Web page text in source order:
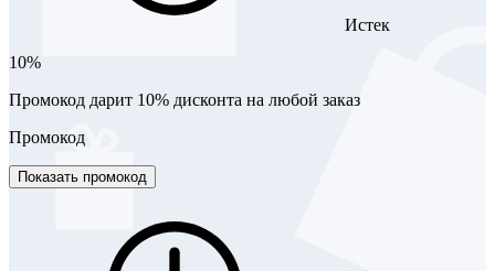
Истек
10%
Промокод дарит 10% дисконта на любой заказ
Промокод
Показать промокод